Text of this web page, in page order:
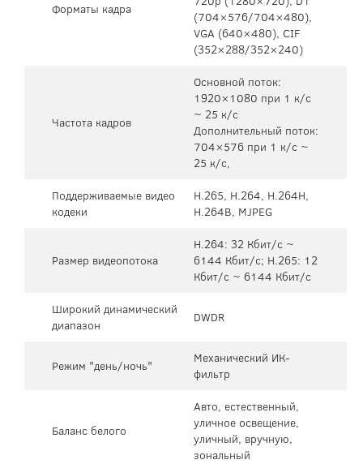
Форматы кадра
(704×576/704×480),
VGA (640×480), CIF
(352×288/352×240)
Частота кадров
Основной поток:
1920×1080 при 1 к/с
~ 25 к/с
Дополнительный поток:
704×576 при 1 к/с ~
25 к/с,
Поддерживаемые видео
кодеки
H.265, H.264, H.264H,
H.264B, MJPEG
Размер видеопотока
H.264: 32 Кбит/с ~
6144 Кбит/с; H.265: 12
Кбит/с ~ 6144 Кбит/с
Широкий динамический
диапазон
DWDR
Режим "день/ночь"
Механический ИК-
фильтр
Баланс белого
Авто, естественный,
уличное освещение,
уличный, вручную,
зональный